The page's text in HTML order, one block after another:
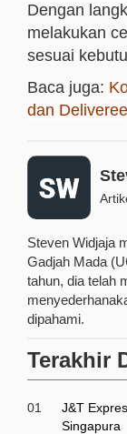
Dengan
melakukan
sesuai
Baca juga:
dan Deliveree
Steven Widjaja
Gadjah Mada
tahun, dia telah
dipahami.
Terakhir
01
J&T
Singapura